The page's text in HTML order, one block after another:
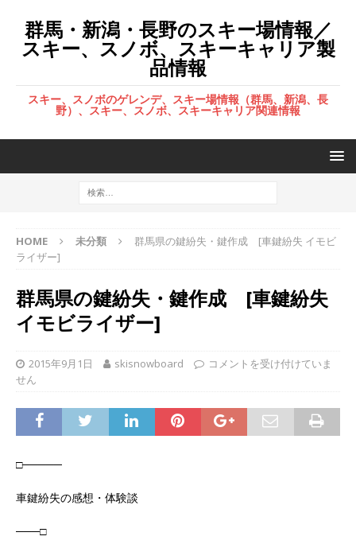
群馬・新潟・長野のスキー場情報／
スキー、スノボ、スキーキャリア製
品情報
スキー、スノボのゲレンデ、スキー場情報（群馬、新潟、長
野）、スキー、スノボ、スキーキャリア関連情報
HOME 未分類
群馬県の鍵紛失・鍵作成 [車鍵紛失 イモビ
ライザー]
群馬県の鍵紛失・鍵作成 [車鍵紛失
イモビライザー]
2015年9月1日 skisnowboard
コメントを受け付けていま
せん
□─────
車鍵紛失の感想・体験談
───□